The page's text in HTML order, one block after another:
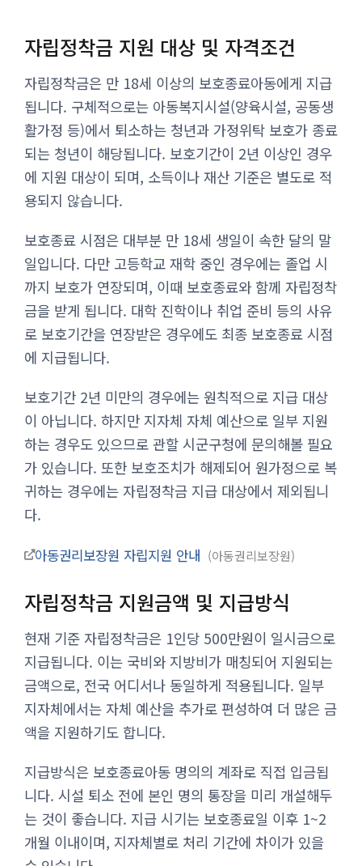
자립정착금 지원 대상 및 자격조건
자립정착금은 만 18세 이상의 보호종료아동에게 지급
됩니다. 구체적으로는 아동복지시설(양육시설, 공동생
활가정 등)에서 퇴소하는 청년과 가정위탁 보호가 종료
되는 청년이 해당됩니다. 보호기간이 2년 이상인 경우
에 지원 대상이 되며, 소득이나 재산 기준은 별도로 적
용되지 않습니다.
보호종료 시점은 대부분 만 18세 생일이 속한 달의 말
일입니다. 다만 고등학교 재학 중인 경우에는 졸업 시
까지 보호가 연장되며, 이때 보호종료와 함께 자립정착
금을 받게 됩니다. 대학 진학이나 취업 준비 등의 사유
로 보호기간을 연장받은 경우에도 최종 보호종료 시점
에 지급됩니다.
보호기간 2년 미만의 경우에는 원칙적으로 지급 대상
이 아닙니다. 하지만 지자체 자체 예산으로 일부 지원
하는 경우도 있으므로 관할 시군구청에 문의해볼 필요
가 있습니다. 또한 보호조치가 해제되어 원가정으로 복
귀하는 경우에는 자립정착금 지급 대상에서 제외됩니
다.
아동권리보장원 자립지원 안내 아동권리보장원
자립정착금 지원금액 및 지급방식
현재 기준 자립정착금은 1인당 500만원이 일시금으로
지급됩니다. 이는 국비와 지방비가 매칭되어 지원되는
금액으로, 전국 어디서나 동일하게 적용됩니다. 일부
지자체에서는 자체 예산을 추가로 편성하여 더 많은 금
액을 지원하기도 합니다.
지급방식은 보호종료아동 명의의 계좌로 직접 입금됩
니다. 시설 퇴소 전에 본인 명의 통장을 미리 개설해두
는 것이 좋습니다. 지급 시기는 보호종료일 이후 1~2
개월 이내이며, 지자체별로 처리 기간에 차이가 있을